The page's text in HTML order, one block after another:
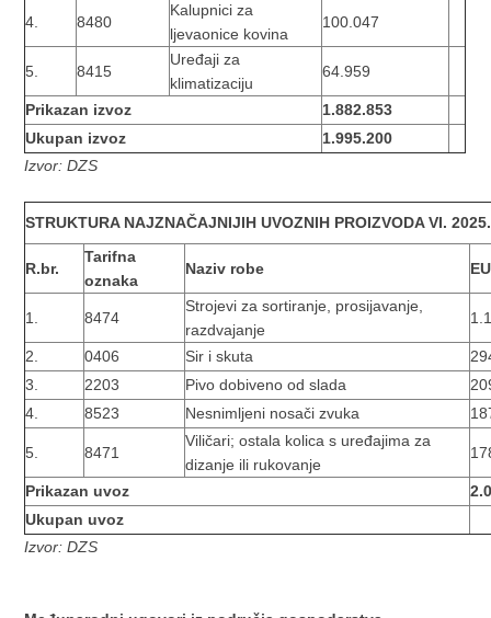
4. 8480
Kalupnici za
ljevaonice kovina
100.047
5. 8415
Uređaji za
klimatizaciju
64.959
Prikazan izvoz
1.882.853
Ukupan izvoz
1.995.200
Izvor: DZS
STRUKTURA NAJZNAČAJNIJIH UVOZNIH PROIZVODAVI.
R.br.
Tarifna
oznaka
Naziv robe
1. 8474
Strojevi za sortiranje, prosijavanje,
razdvajanje
2. 0406 Sir i skuta
3.
2203 Pivo dobiveno od slada
4.
8523 Nesnimljeni nosači zvuka
5. 8471
Viličari; ostala kolica s uređajima za
dizanje ili rukovanje
Prikazan uvoz
Ukupan uvoz
Izvor: DZS